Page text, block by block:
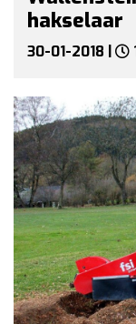
hakselaar
30-01-2018 |